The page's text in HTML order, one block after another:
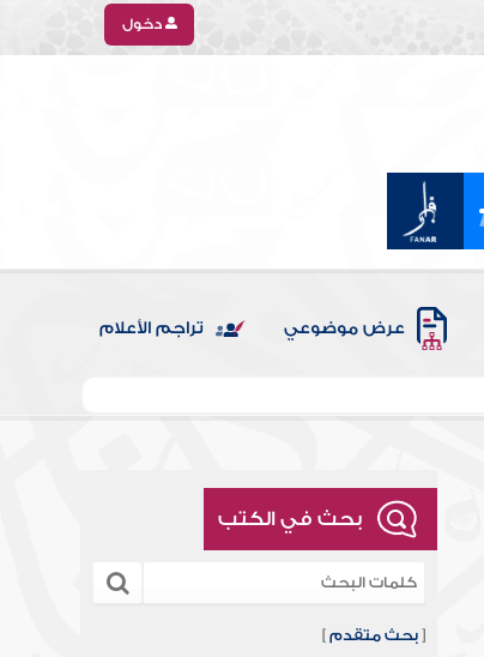
دخول
عرض موضوعي تراجم الأعلام
بحث في الكتب
[بحث متقدم ]